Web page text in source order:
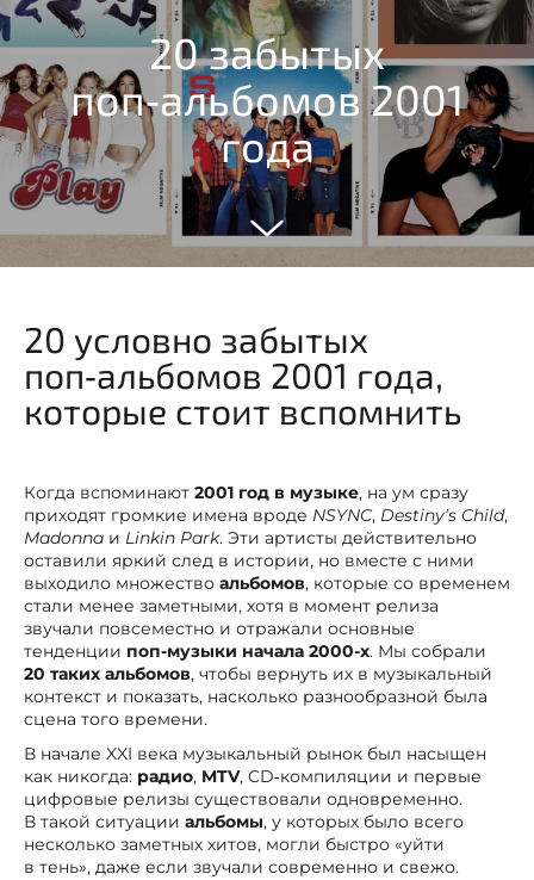
20 забытых
поп‑альбомов 2001
года
20 условно забытых
поп‑альбомов 2001 года,
которые стоит вспомнить
Когда вспоминают 2001 год в музыке, на ум сразу
приходят громкие имена вроде NSYNC, Destiny’s Child,
Madonna и Linkin Park. Эти артисты действительно
оставили яркий след в истории, но вместе с ними
выходило множество альбомов, которые со временем
стали менее заметными, хотя в момент релиза
звучали повсеместно и отражали основные
тенденции поп-музыки начала 2000-х. Мы собрали
20 таких альбомов, чтобы вернуть их в музыкальный
контекст и показать, насколько разнообразной была
сцена того времени.
В начале XXI века музыкальный рынок был насыщен
как никогда: радио, MTV, CD‑компиляции и первые
цифровые релизы существовали одновременно.
В такой ситуации альбомы, у которых было всего
несколько заметных хитов, могли быстро «уйти
в тень», даже если звучали современно и свежо.